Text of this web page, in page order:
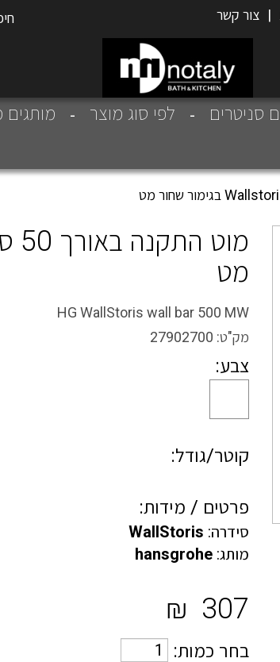
| צור קשר
סניטרים לפי סוג מוצר מותגים
מט
HG WallStoris wall bar 500 MW
מק"ט: 27902700
צבע:
קוטר/גודל:
פרטים / מידות:
סידרה: WallStoris
מותג: hansgrohe
307
₪
בחר כמות: